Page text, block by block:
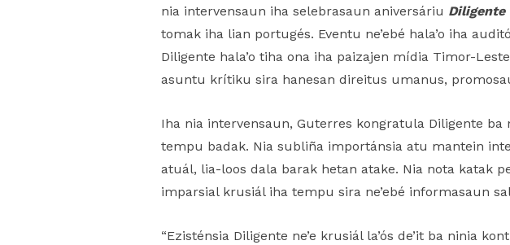
nia intervensaun iha selebrasaun aniversáriu Diligente
tomak iha lian portugés. Eventu ne’ebé hala’o iha
Diligente hala’o tiha ona iha paizajen mídia Timor-
asuntu krítiku sira hanesan direitus umanus,
Iha nia intervensaun, Guterres kongratula Diligente
tempu badak. Nia subliña importánsia atu mantein
atuál, lia-loos dala barak hetan atake. Nia nota katak
imparsial krusiál iha tempu sira ne’ebé informasaun
“Ezisténsia Diligente ne’e krusiál la’ós de’it ba ninia